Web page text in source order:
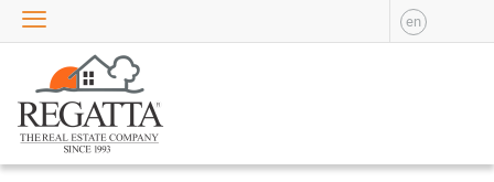
en
VANZARE
APARTAMENTE DE
VANZARE
APARTAMENTE NOI DE
VANZARE